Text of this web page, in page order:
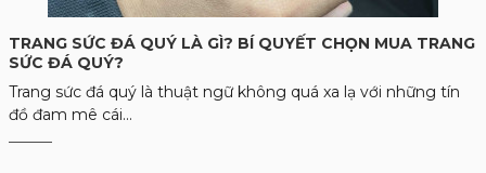
TRANG SỨC ĐÁ QUÝ LÀ GÌ? BÍ QUYẾT CHỌN MUA TRANG
SỨC ĐÁ QUÝ?
Trang sức đá quý là thuật ngữ không quá xa lạ với những tín
đồ đam mê cái...